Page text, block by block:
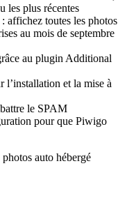
les plus récentes
affichez toutes les photos
au mois de septembre
au plugin Additional
l’installation et la mise à
le SPAM
pour que Piwigo
auto hébergé